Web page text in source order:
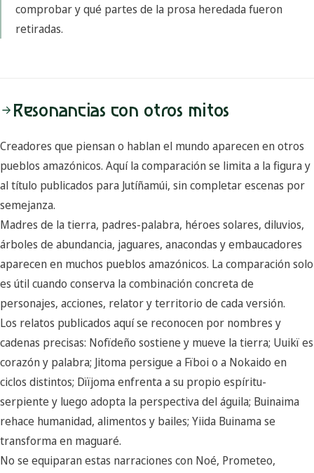
comprobar y qué partes de la prosa heredada fueron
retiradas.
Resonancias con otros mitos
Creadores que piensan o hablan el mundo aparecen en otros
pueblos amazónicos. Aquí la comparación se limita a la figura y
al título publicados para Jutíñamúi, sin completar escenas por
semejanza.
Madres de la tierra, padres-palabra, héroes solares, diluvios,
árboles de abundancia, jaguares, anacondas y embaucadores
aparecen en muchos pueblos amazónicos. La comparación solo
es útil cuando conserva la combinación concreta de
personajes, acciones, relator y territorio de cada versión.
Los relatos publicados aquí se reconocen por nombres y
cadenas precisas: Nofïdeño sostiene y mueve la tierra; Uuikï es
corazón y palabra; Jitoma persigue a Fïboi o a Nokaido en
ciclos distintos; Dïïjoma enfrenta a su propio espíritu-
serpiente y luego adopta la perspectiva del águila; Buinaima
rehace humanidad, alimentos y bailes; Yiida Buinama se
transforma en maguaré.
No se equiparan estas narraciones con Noé, Prometeo,